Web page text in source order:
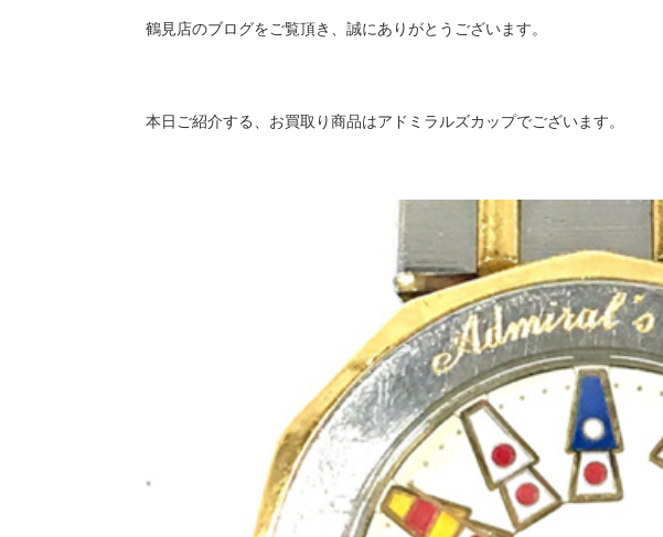
鶴見店のブログをご覧頂き、誠にありがとうございます。
本日ご紹介する、お買取り商品はアドミラルズカップでございます。